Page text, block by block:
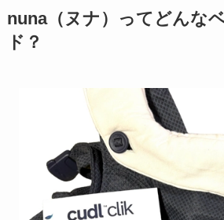
nuna（ヌナ）ってどんな
ド？